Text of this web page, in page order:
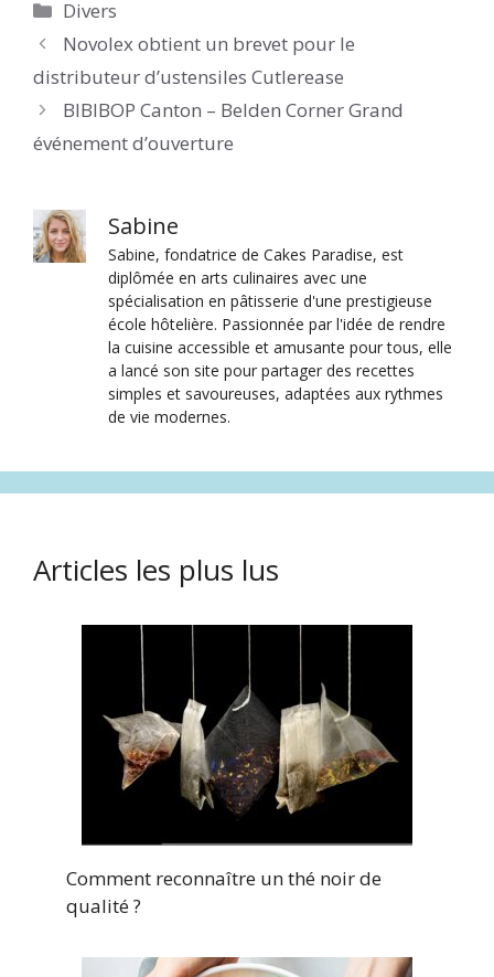
Catégories
Divers
Novolex obtient un brevet pour le
distributeur d’ustensiles Cutlerease
BIBIBOP Canton – Belden Corner Grand
événement d’ouverture
Sabine
Sabine, fondatrice de Cakes Paradise, est
diplômée en arts culinaires avec une
spécialisation en pâtisserie d'une prestigieuse
école hôtelière. Passionnée par l'idée de rendre
la cuisine accessible et amusante pour tous, elle
a lancé son site pour partager des recettes
simples et savoureuses, adaptées aux rythmes
de vie modernes.
Articles les plus lus
Comment reconnaître un thé noir de
qualité ?